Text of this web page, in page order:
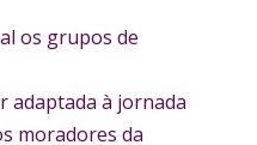
os grupos de
adaptada à jornada
moradores da